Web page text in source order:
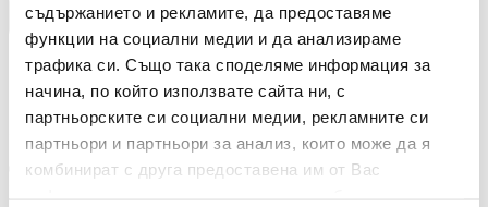
съдържанието и рекламите, да предоставяме
функции на социални медии и да анализираме
трафика си. Също така споделяме информация за
начина, по който използвате сайта ни, с
партньорските си социални медии, рекламните си
партньори и партньори за анализ, които може да я
комбинират с друга предоставена им от Вас
КУПИ НА КРЕДИТ
Информация за продукта
Описание
Доставка